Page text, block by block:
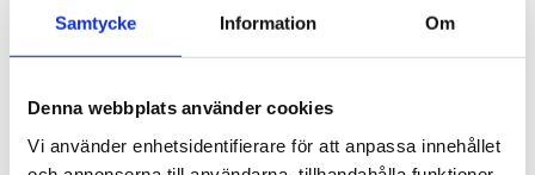
Samtycke Information Om
Denna webbplats använder cookies
Vi använder enhetsidentifierare för att anpassa innehållet
körning och enkel
5 990kr